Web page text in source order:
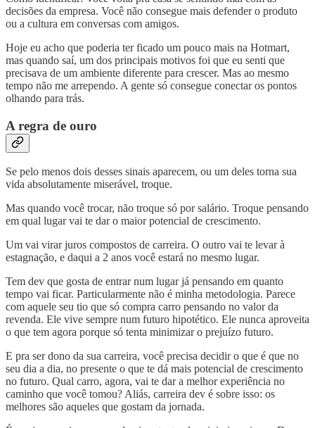
decisões da empresa. Você não consegue mais defender o produto
ou a cultura em conversas com amigos.
Hoje eu acho que poderia ter ficado um pouco mais na Hotmart,
mas quando saí, um dos principais motivos foi que eu senti que
precisava de um ambiente diferente para crescer. Mas ao mesmo
tempo não me arrependo. A gente só consegue conectar os pontos
olhando para trás.
A regra de ouro
Se pelo menos dois desses sinais aparecem, ou um deles torna sua
vida absolutamente miserável, troque.
Mas quando você trocar, não troque só por salário. Troque pensando
em qual lugar vai te dar o maior potencial de crescimento.
Um vai virar juros compostos de carreira. O outro vai te levar à
estagnação, e daqui a 2 anos você estará no mesmo lugar.
Tem dev que gosta de entrar num lugar já pensando em quanto
tempo vai ficar. Particularmente não é minha metodologia. Parece
com aquele seu tio que só compra carro pensando no valor da
revenda. Ele vive sempre num futuro hipotético. Ele nunca aproveita
o que tem agora porque só tenta minimizar o prejuízo futuro.
E pra ser dono da sua carreira, você precisa decidir o que é que no
seu dia a dia, no presente o que te dá mais potencial de crescimento
no futuro. Qual carro, agora, vai te dar a melhor experiência no
caminho que você tomou? Aliás, carreira dev é sobre isso: os
melhores são aqueles que gostam da jornada.